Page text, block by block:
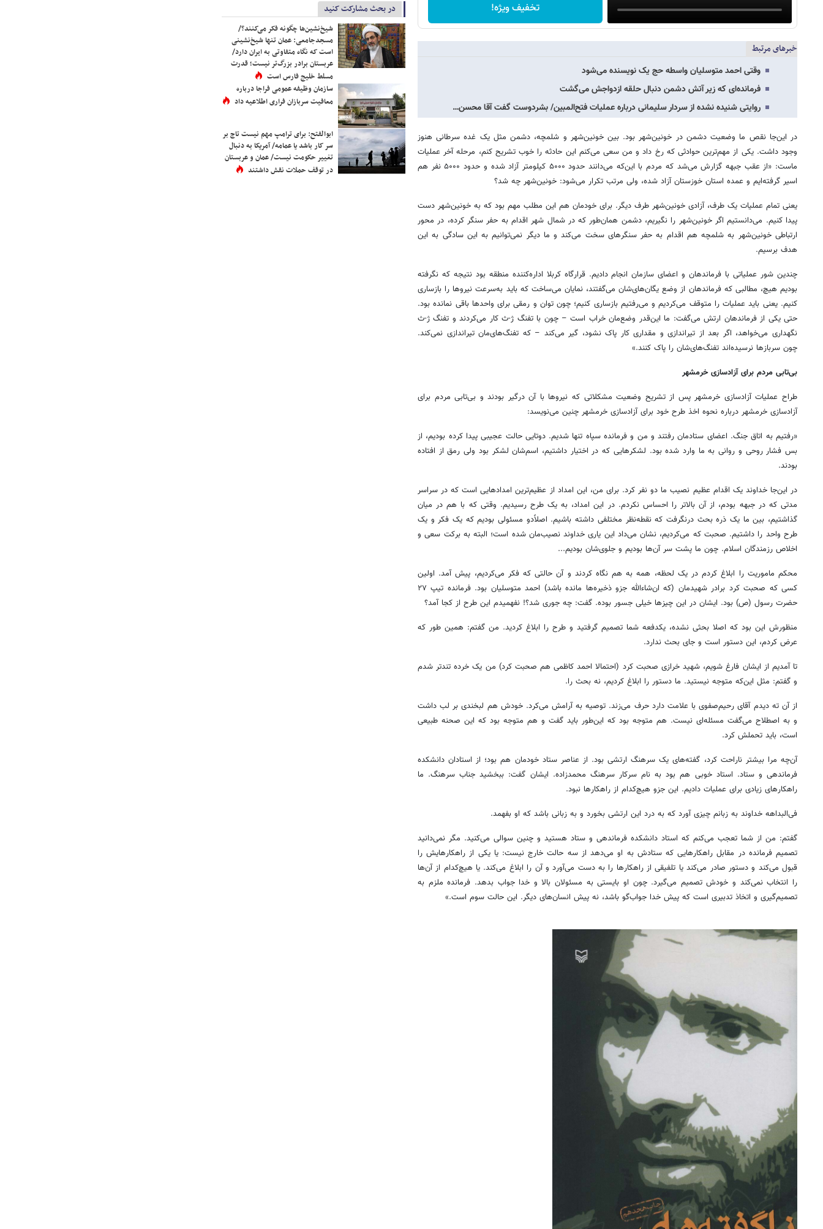
تخفیف ویژه!
خبرهای مرتبط
وقتی احمد متوسلیان واسطه حج یک نویسنده‌ می‌شود
فرمانده‌ای که زیر آتش دشمن دنبال حلقه ازدواجش می‌گشت
روایتی شنیده نشده از سردار سلیمانی درباره عملیات فتح‌المبین/ بشردوست گفت آقا محسن…
در این‌جا نقص ما وضعیت دشمن در خونین‌شهر بود. بین خونین‌شهر و شلمچه، دشمن مثل یک غده سرطانی هنوز
وجود داشت. یکی از مهم‌ترین حوادثی که رخ داد و من سعی می‌کنم این حادثه را خوب تشریح کنم، مرحله آخر عملیات
ماست: «از عقب جبهه گزارش می‌شد که مردم با این‌که می‌دانند حدود ۵۰۰۰ کیلومتر آزاد شده و حدود ۵۰۰۰ نفر هم
اسیر گرفته‌ایم و عمده استان خوزستان آزاد شده، ولی مرتب تکرار می‌شود: خونین‌شهر چه شد؟
یعنی تمام عملیات یک طرف، آزادی خونین‌شهر طرف دیگر. برای خودمان هم این مطلب مهم بود که به خونین‌شهر دست
پیدا کنیم. می‌دانستیم اگر خونین‌شهر را نگیریم، دشمن همان‌طور که در شمال شهر اقدام به حفر سنگر کرده، در محور
ارتباطی خونین‌شهر به شلمچه هم اقدام به حفر سنگرهای سخت می‌کند و ما دیگر نمی‌توانیم به این سادگی به این
هدف برسیم.
چندین شور عملیاتی با فرماندهان و اعضای سازمان انجام دادیم. قرارگاه کربلا اداره‌کننده منطقه بود نتیجه که نگرفته
بودیم هیچ، مطالبی که فرماندهان از وضع یگان‌های‌شان می‌گفتند، نمایان می‌ساخت که باید به‌سرعت نیروها را بازساری
کنیم. یعنی باید عملیات را متوقف می‌کردیم و می‌رفتیم بازساری کنیم؛ چون توان و رمقی برای واحدها باقی نمانده بود.
حتی یکی از فرماندهان ارتش می‌گفت: ما این‌قدر وضع‌مان خراب است – چون با تفنگ ژ-ث کار می‌کردند و تفنگ ژ-ث
نگهداری می‌خواهد، اگر بعد از تیراندازی و مقداری کار پاک نشود، گیر می‌کند – که تفنگ‌های‌مان تیراندازی نمی‌کند.
چون سربازها نرسیده‌اند تفنگ‌های‌شان را پاک کنند.»
بی‌تابی مردم برای آزادسازی خرمشهر
طراح عملیات آزادسازی خرمشهر پس از تشریح وضعیت مشکلاتی که نیروها با آن درگیر بودند و بی‌تابی مردم برای
آزادسازی خرمشهر درباره نحوه اخذ طرح خود برای آزادسازی خرمشهر چنین می‌نویسد:
«رفتیم به اتاق جنگ. اعضای ستادمان رفتند و من و فرمانده سپاه تنها شدیم. دوتایی حالت عجیبی پیدا کرده بودیم، از
بس فشار روحی و روانی به ما وارد شده بود. لشکرهایی که در اختیار داشتیم، اسم‌شان لشکر بود ولی رمق از افتاده
بودند.
در این‌جا خداوند یک اقدام عظیم نصیب ما دو نفر کرد. برای من، این امداد از عظیم‌ترین امدادهایی است که در سراسر
مدتی که در جبهه بودم، از آن بالاتر را احساس نکردم. در این امداد، به یک طرح رسیدیم. وقتی که با هم در میان
گذاشتیم، بین ما یک ذره بحث درنگرفت که نقطه‌نظر مختلفی داشته باشیم. اصلاًدو مسئولی بودیم که یک فکر و یک
طرح واحد را داشتیم. صحبت که می‌کردیم، نشان می‌داد این یاری خداوند نصیب‌مان شده است؛ البته به برکت سعی و
اخلاص رزمندگان اسلام. چون ما پشت سر آن‌ها بودیم و جلوی‌شان بودیم...
محکم ماموریت را ابلاغ کردم در یک لحظه، همه به هم نگاه کردند و آن حالتی که فکر می‌کردیم، پیش آمد. اولین
کسی که صحبت کرد برادر شهیدمان (که ان‌شاءالله جزو ذخیره‌ها مانده باشد) احمد متوسلیان بود. فرمانده تیپ ۲۷
حضرت رسول (ص) بود. ایشان در این چیزها خیلی جسور بوده. گفت: چه جوری شد؟! نفهمیدم این طرح از کجا آمد؟
منظورش این بود که اصلا بحثی نشده، یکدفعه شما تصمیم گرفتید و طرح را ابلاغ کردید. من گفتم: همین طور که
عرض کردم، این دستور است و جای بحث ندارد.
تا آمدیم از ایشان فارغ شویم، شهید خرازی صحبت کرد (احتمالا احمد کاظمی هم صحبت کرد) من یک خرده تندتر شدم
و گفتم: مثل این‌که متوجه نیستید. ما دستور را ابلاغ کردیم، نه بحث را.
از آن ته دیدم آقای رحیم‌صفوی با علامت دارد حرف می‌زند. توصیه به آرامش می‌کرد. خودش هم لبخندی بر لب داشت
و به اصطلاح می‌گفت مسئله‌ای نیست. هم متوجه بود که این‌طور باید گفت و هم متوجه بود که این صحنه طبیعی
است، باید تحملش کرد.
آن‌چه مرا بیشتر ناراحت کرد، گفته‌های یک سرهنگ ارتشی بود. از عناصر ستاد خودمان هم بود؛ از استادان دانشکده
فرماندهی و ستاد. استاد خوبی هم بود به نام سرکار سرهنگ محمدزاده. ایشان گفت: ببخشید جناب سرهنگ. ما
راهکارهای زیادی برای عملیات دادیم. این جزو هیچ‌کدام از راهکارها نبود.
فی‌البداهه خداوند به زبانم چیزی آورد که به درد این ارتشی بخورد و به زبانی باشد که او بفهمد.
گفتم: من از شما تعجب می‌کنم که استاد دانشکده فرماندهی و ستاد هستید و چنین سوالی می‌کنید. مگر نمی‌دانید
تصمیم فرمانده در مقابل راهکارهایی که ستادش به او می‌دهد از سه حالت خارج نیست: یا یکی از راهکارهایش را
قبول می‌کند و دستور صادر می‌کند یا تلفیقی از راهکارها را به دست می‌آورد و آن را ابلاغ می‌کند. یا هیچ‌کدام از آن‌ها
را انتخاب نمی‌کند و خودش تصمیم می‌گیرد. چون او بایستی به مسئولان بالا و خدا جواب بدهد. فرمانده ملزم به
تصمیم‌گیری و اتخاذ تدبیری است که پیش خدا جواب‌گو باشد، نه پیش انسان‌های دیگر. این حالت سوم است.»
در بحث مشارکت کنید
شیخ‌نشین‌ها چگونه فکر می‌کنند؟/
مسجدجامعی: عمان تنها شیخ‌نشینی
است که نگاه متفاوتی به ایران دارد/
عربستان برادر بزرگ‌تر نیست؛ قدرت
مسلط خلیج فارس است
سازمان وظیفه عمومی فراجا درباره
معافیت سربازان فراری اطلاعیه داد
ابوالفتح: برای ترامپ مهم نیست تاج بر
سر کار باشد یا عمامه/ آمریکا به دنبال
تغییر حکومت نیست/ عمان و عربستان
در توقف حملات نقش داشتند